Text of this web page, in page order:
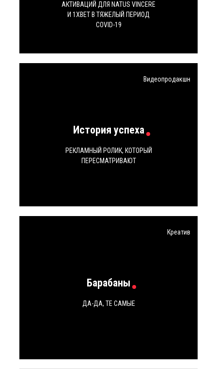
АКТИВАЦИЙ ДЛЯ NATUS VINCERE
И 1XBET В ТЯЖЕЛЫЙ ПЕРИОД
COVID-19
История успеха
РЕКЛАМНЫЙ РОЛИК, КОТОРЫЙ
ПЕРЕСМАТРИВАЮТ
Видеопродакшн
Барабаны
ДА-ДА, ТЕ САМЫЕ
Креатив